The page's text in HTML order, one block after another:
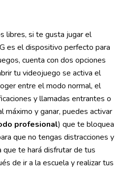
libres, si te gusta jugar el
es el dispositivo perfecto para
cuenta con dos opciones
tu videojuego se activa el
entre el modo normal, el
y llamadas entrantes o
máximo y ganar, puedes activar
profesional) que te bloquea
que no tengas distracciones y
te hará disfrutar de tus
de ir a la escuela y realizar tus